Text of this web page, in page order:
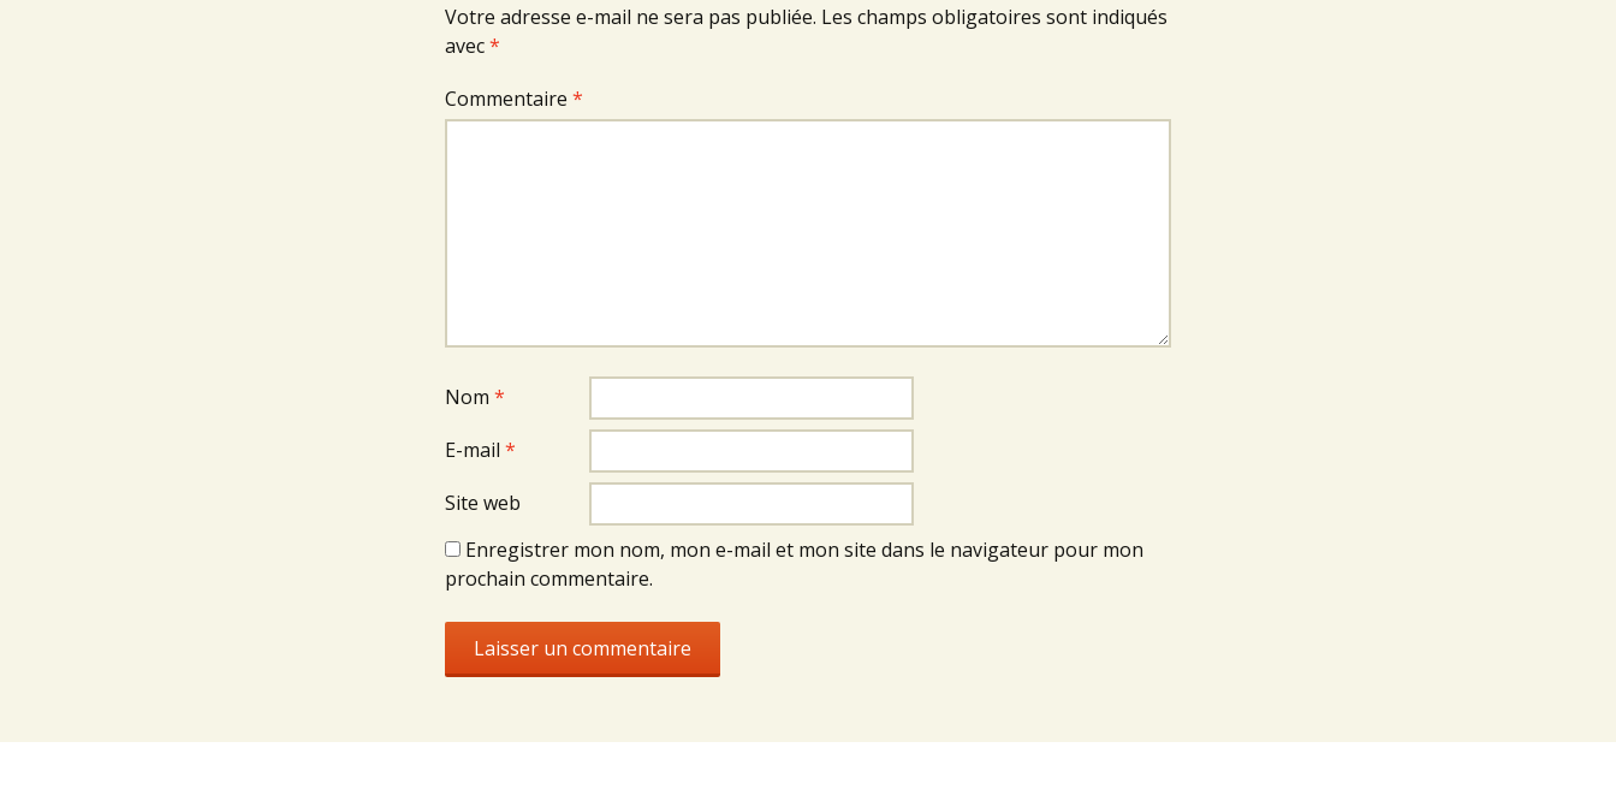
Votre adresse e-mail ne sera pas publiée. Les champs obligatoires sont indiqués
avec*
Commentaire *
Nom *
E-mail *
Site web
Enregistrer mon nom, mon e-mail et mon site dans le navigateur pour mon
prochain commentaire.